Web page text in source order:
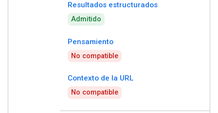
Resultados estructurados
Admitido
Pensamiento
No compatible
Contexto de la URL
No compatible